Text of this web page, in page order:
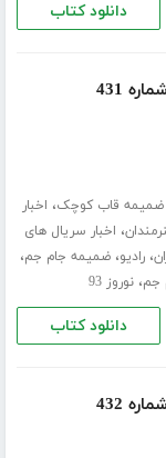
دانلود کتاب
431
ضمیمه قاب کوچک، اخبار
، اخبار سریال های
،رادیو،ضمیمه جام جم،
جم،نوروز 93
دانلود کتاب
432